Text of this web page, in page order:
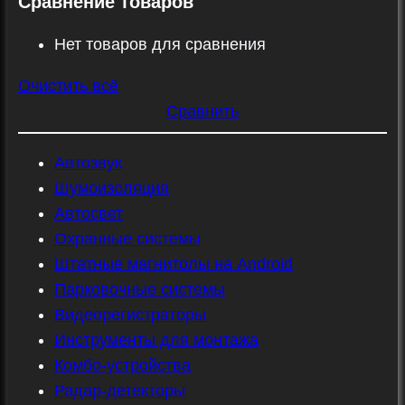
Нет товаров для сравнения
Очистить всё
Сравнить
Автозвук
Шумоизоляция
Автосвет
Охранные системы
Штатные магнитолы на Android
Парковочные системы
Видеорегистраторы
Инструменты для монтажа
Комбо-устройства
Радар-детекторы